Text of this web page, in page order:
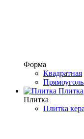
Форма
Квадратная
Плитка
Плитка
Плитка